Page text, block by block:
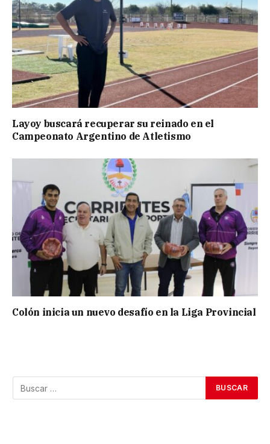
Layoy buscará recuperar su reinado en el
Campeonato Argentino de Atletismo
Colón inicia un nuevo desafío en la Liga Provincial